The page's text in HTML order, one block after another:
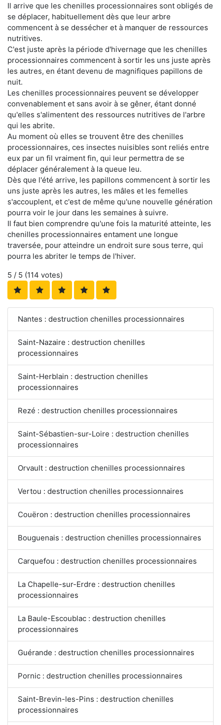
Il arrive que les chenilles processionnaires sont obligés de
se déplacer, habituellement dès que leur arbre
commencent à se dessécher et à manquer de ressources
nutritives.
C'est juste après la période d'hivernage que les chenilles
processionnaires commencent à sortir les uns juste après
les autres, en étant devenu de magnifiques papillons de
nuit.
Les chenilles processionnaires peuvent se développer
convenablement et sans avoir à se gêner, étant donné
qu'elles s'alimentent des ressources nutritives de l'arbre
qui les abrite.
Au moment où elles se trouvent être des chenilles
processionnaires, ces insectes nuisibles sont reliés entre
eux par un fil vraiment fin, qui leur permettra de se
déplacer généralement à la queue leu.
Dès que l'été arrive, les papillons commencent à sortir les
uns juste après les autres, les mâles et les femelles
s'accouplent, et c'est de même qu'une nouvelle génération
pourra voir le jour dans les semaines à suivre.
Il faut bien comprendre qu'une fois la maturité atteinte, les
chenilles processionnaires entament une longue
traversée, pour atteindre un endroit sure sous terre, qui
pourra les abriter le temps de l'hiver.
5 / 5 (114 votes)
Nantes : destruction chenilles processionnaires
Saint-Nazaire : destruction chenilles
processionnaires
Saint-Herblain : destruction chenilles
processionnaires
Rezé : destruction chenilles processionnaires
Saint-Sébastien-sur-Loire : destruction chenilles
processionnaires
Orvault : destruction chenilles processionnaires
Vertou : destruction chenilles processionnaires
Couëron : destruction chenilles processionnaires
Bouguenais : destruction chenilles processionnaires
Carquefou : destruction chenilles processionnaires
La Chapelle-sur-Erdre : destruction chenilles
processionnaires
La Baule-Escoublac : destruction chenilles
processionnaires
Guérande : destruction chenilles processionnaires
Pornic : destruction chenilles processionnaires
Saint-Brevin-les-Pins : destruction chenilles
processionnaires